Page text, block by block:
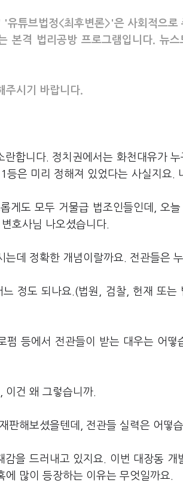
튜브법정<최후변론>'은 사회적으로
본격 법리공방 프로그램입니다. 뉴스
주시기 바랍니다.
합니다. 정치권에서는 화천대유가 누
은 미리 정해져 있었다는 사실지요.
게도 모두 거물급 법조인들인데, 오늘
호사님 나오셨습니다.
데 정확한 개념이랄까요. 전관들은
정도 되나요.(법원, 검찰, 헌재 또는
등에서 전관들이 받는 대우는 어떻
이건 왜 그렇습니까.
판해보셨을텐데, 전관들 실력은 어떻습
을 드러내고 있지요. 이번 대장동 개
에 많이 등장하는 이유는 무엇일까요.